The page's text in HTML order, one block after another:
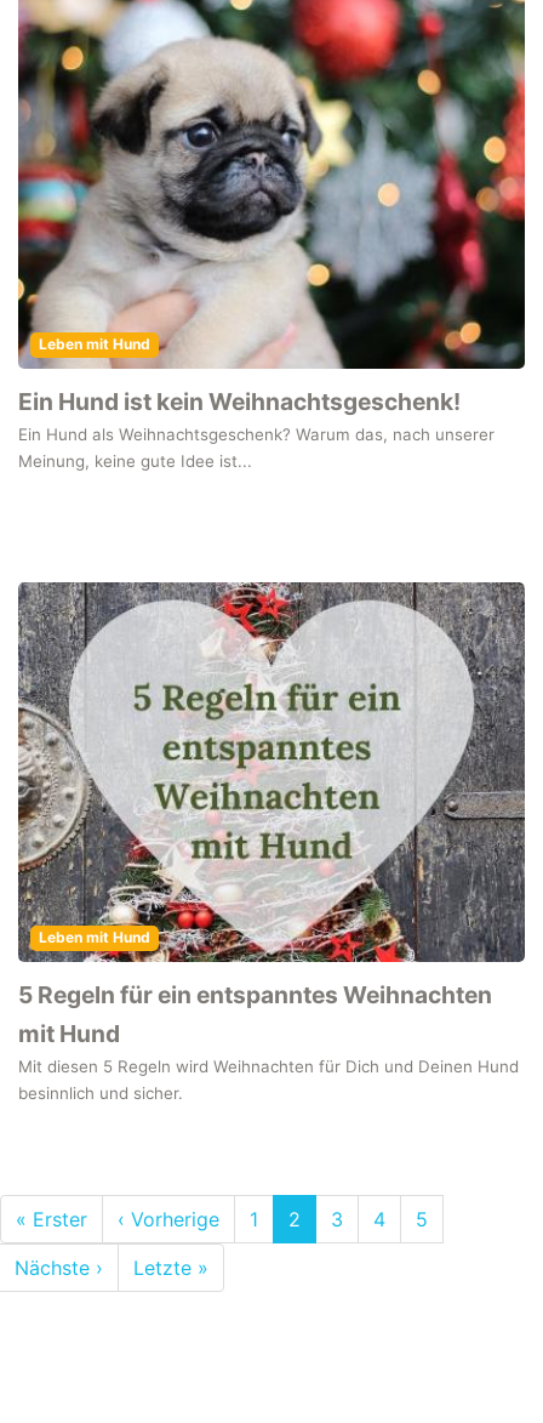
Leben mit Hund
Ein Hund ist kein Weihnachtsgeschenk!
Ein Hund als Weihnachtsgeschenk? Warum das, nach unserer
Meinung, keine gute Idee ist...
Leben mit Hund
5 Regeln für ein entspanntes Weihnachten
mit Hund
Mit diesen 5 Regeln wird Weihnachten für Dich und Deinen Hund
besinnlich und sicher.
Pagination
First
page
« Erster
Previous
page
‹ Vorherige Page
1
Current
page
2 Page
3 Page
4 Page
5
Next
page
Nächste ›
Last
page
Letzte »